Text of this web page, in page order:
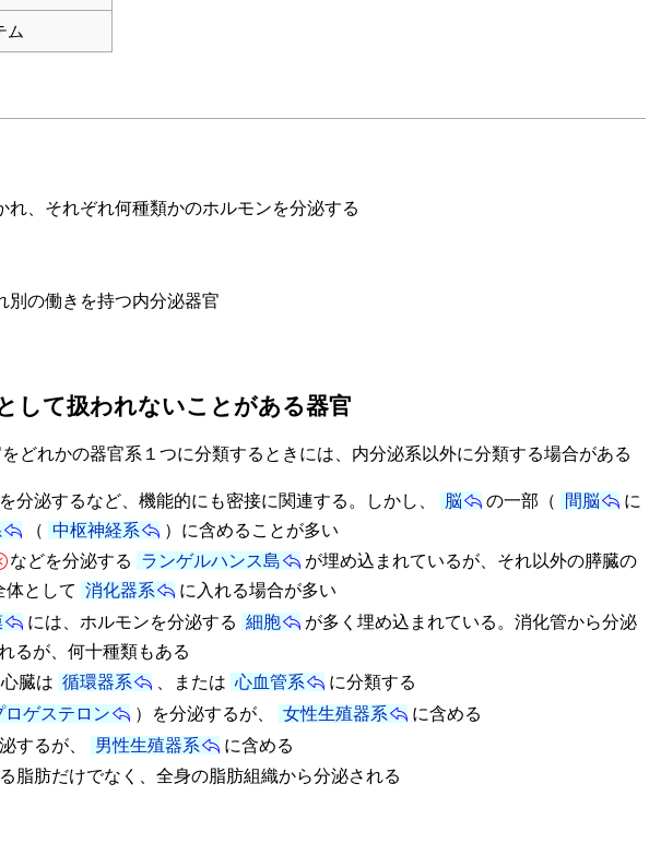
ム
れ、それぞれ何種類かのホルモンを分泌する
別の働きを持つ内分泌器官
して扱われないことがある器官
れかの器官系１つに分類するときには、内分泌系以外に分類する場合がある
分泌するなど、機能的にも密接に関連する。しかし、 脳 の一部（ 間脳
に
（ 中枢神経系
）に含めることが多い
などを分泌する ランゲルハンス島
が埋め込まれているが、それ以外の膵臓の
体として 消化器系
に入れる場合が多い
には、ホルモンを分泌する 細胞
が多く埋め込まれている。消化管から分泌
るが、何十種類もある
臓は 循環器系 、または 心血管系
に分類する
ロゲステロン ）を分泌するが、 女性生殖器系
に含める
するが、 男性生殖器系
に含める
脂肪だけでなく、全身の脂肪組織から分泌される